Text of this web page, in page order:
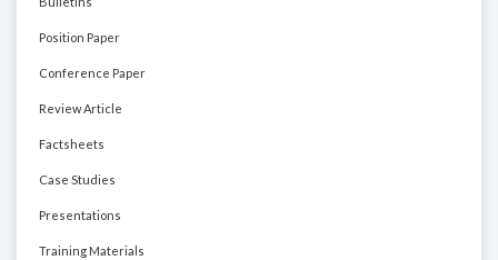
Position Paper
Conference Paper
Review Article
Factsheets
Case Studies
Presentations
Training Materials